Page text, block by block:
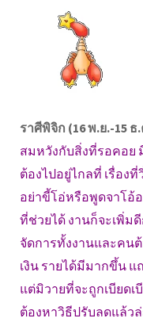
ราศีพิจิก (16 พ.ย.-15 ธ
สมหวังกับสิ่งที่รอคอย
ต้องไปอยู่ไกลที่ เรื่อง
อย่าขี้โอ่หรือพูดจาโอ้
ที่ช่วยได้ งานก็จะเพิ่ม
จัดการทั้งงานและคนต้
เงิน รายได้มีมากขึ้น
แต่มิวายที่จะถูกเบียดเ
ต้องหาวิธีปรับลดแล้ว